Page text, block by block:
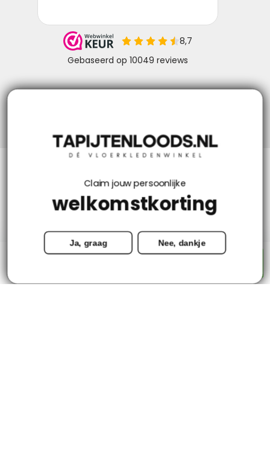
Mijn account
Categorieën
Contact
Claim jouw persoonlijke
welkomstkorting
Ja, graag Nee, dankje